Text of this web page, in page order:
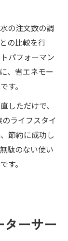
の注文数の調
の比較を行
パフォーマン
、省エネモー
す。
しただけで、
ライフスタイ
節約に成功し
駄のない使い
す。
ーサー